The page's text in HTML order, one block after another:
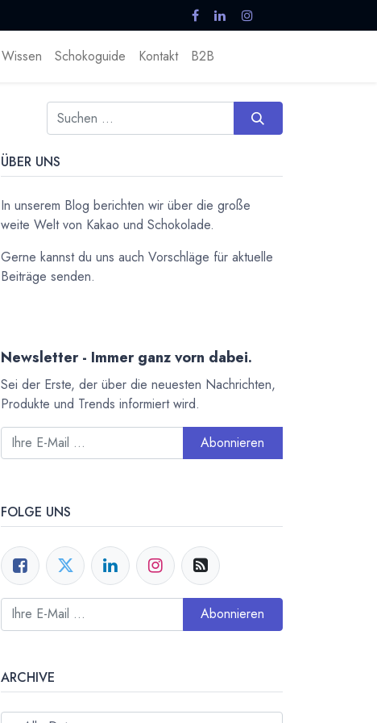
Wissen Schokoguide Kontakt B2B
ÜBER UNS
In unserem Blog berichten wir über die große
weite Welt von Kakao und Schokolade.
Gerne kannst du uns auch Vorschläge für aktuelle
Beiträge senden.
Newsletter - Immer ganz vorn dabei.
Sei der Erste, der über die neuesten Nachrichten,
Produkte und Trends informiert wird.
Abonnieren
FOLGE UNS
Abonnieren
ARCHIVE